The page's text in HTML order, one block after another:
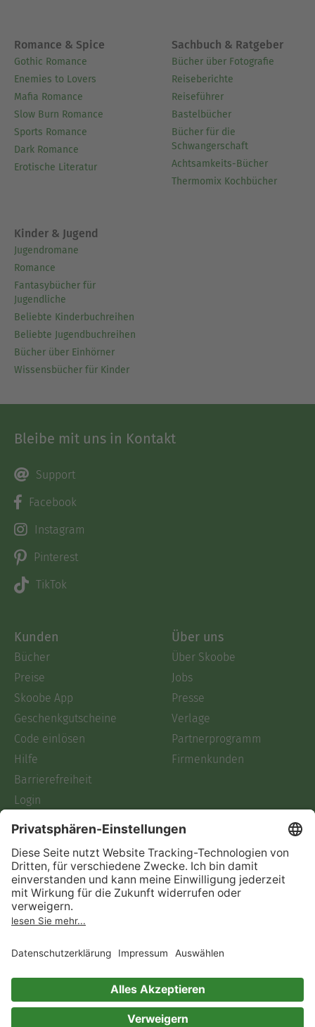
Romance & Spice
Gothic Romance
Enemies to Lovers
Mafia Romance
Slow Burn Romance
Sports Romance
Dark Romance
Erotische Literatur
Sachbuch & Ratgeber
Bücher über Fotografie
Reiseberichte
Reiseführer
Bastelbücher
Bücher für die
Schwangerschaft
Achtsamkeits-Bücher
Thermomix Kochbücher
Kinder & Jugend
Jugendromane
Romance
Fantasybücher für
Jugendliche
Beliebte Kinderbuchreihen
Beliebte Jugendbuchreihen
Bücher über Einhörner
Wissensbücher für Kinder
Bleibe mit uns in Kontakt
Support
Facebook
Instagram
Pinterest
TikTok
Kunden
Bücher
Preise
Skoobe App
Geschenkgutscheine
Code einlösen
Hilfe
Barrierefreiheit
Login
Über uns
Über Skoobe
Jobs
Presse
Verlage
Partnerprogramm
Firmenkunden
Rechtliches
Datenschutz
AGB
Informationen nach Data